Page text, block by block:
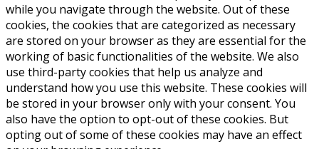
while you navigate through the website. Out of these
cookies, the cookies that are categorized as necessary
are stored on your browser as they are essential for the
working of basic functionalities of the website. We also
use third-party cookies that help us analyze and
understand how you use this website. These cookies will
be stored in your browser only with your consent. You
also have the option to opt-out of these cookies. But
opting out of some of these cookies may have an effect